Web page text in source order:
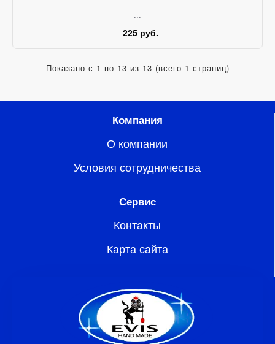
...
225 руб.
Показано с 1 по 13 из 13 (всего 1 страниц)
Компания
О компании
Условия сотрудничества
Сервис
Контакты
Карта сайта